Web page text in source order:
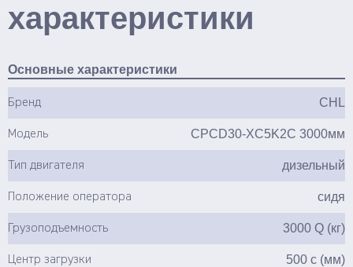
характеристики
Основные характеристики
Бренд CHL
Модель CPCD30-XC5K2C 3000мм
Тип двигателя дизельный
Положение оператора сидя
Грузоподъемность 3000 Q (кг)
Центр загрузки 500 c (мм)